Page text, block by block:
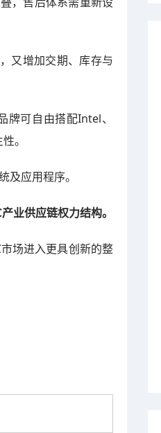
又增加交期、库存与
牌可自由搭配Intel、
。
应用程序。
业供应链权力结构。
场进入更具创新的整